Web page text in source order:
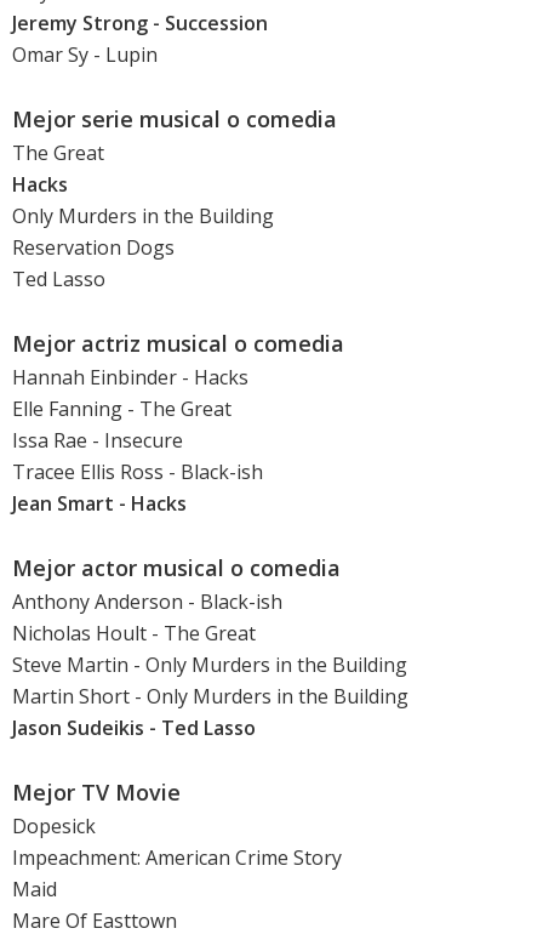
Jeremy Strong - Succession
Omar Sy - Lupin
Mejor serie musical o comedia
The Great
Hacks
Only Murders in the Building
Reservation Dogs
Ted Lasso
Mejor actriz musical o comedia
Hannah Einbinder - Hacks
Elle Fanning - The Great
Issa Rae - Insecure
Tracee Ellis Ross - Black-ish
Jean Smart - Hacks
Mejor actor musical o comedia
Anthony Anderson - Black-ish
Nicholas Hoult - The Great
Steve Martin - Only Murders in the Building
Martin Short - Only Murders in the Building
Jason Sudeikis - Ted Lasso
Mejor TV Movie
Dopesick
Impeachment: American Crime Story
Maid
Mare Of Easttown